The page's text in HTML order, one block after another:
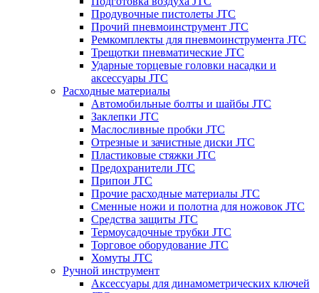
Продувочные пистолеты JTC
Прочий пневмоинструмент JTC
Ремкомплекты для пневмоинструмента JTC
Трещотки пневматические JTC
Ударные торцевые головки насадки и
аксессуары JTC
Расходные материалы
Автомобильные болты и шайбы JTC
Заклепки JTC
Маслосливные пробки JTC
Отрезные и зачистные диски JTC
Пластиковые стяжки JTC
Предохранители JTC
Припои JTC
Прочие расходные материалы JTC
Сменные ножи и полотна для ножовок JTC
Средства защиты JTC
Термоусадочные трубки JTC
Торговое оборудование JTC
Хомуты JTC
Ручной инструмент
Аксессуары для динамометрических ключей